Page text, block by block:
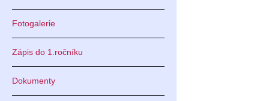
Fotogalerie
Zápis do 1.ročníku
Dokumenty